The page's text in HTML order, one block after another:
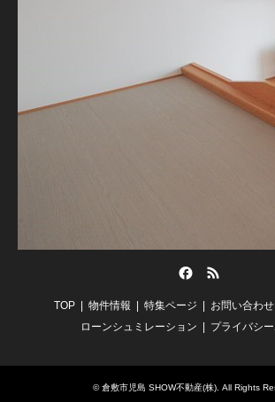
TOP 物件情報 特集ページ お問い合わせ
ローンシュミレーション
プライバシ
©倉敷市児島 SHOW不動産(株). All Rights